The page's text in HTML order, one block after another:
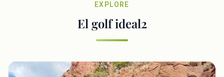
EXPLORE
El golf ideal2